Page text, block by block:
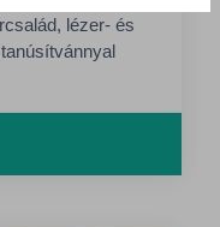
lézer- és